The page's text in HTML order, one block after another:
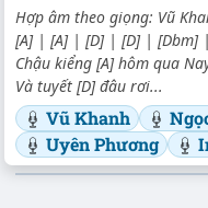
Hợp âm theo giọng: Vũ
[A] | [A] | [D] | [D] | [Dbm]
Chậu kiểng [A] hôm qua
Và tuyết [D] đâu rơi...
Vũ Khanh
Uyên Phương